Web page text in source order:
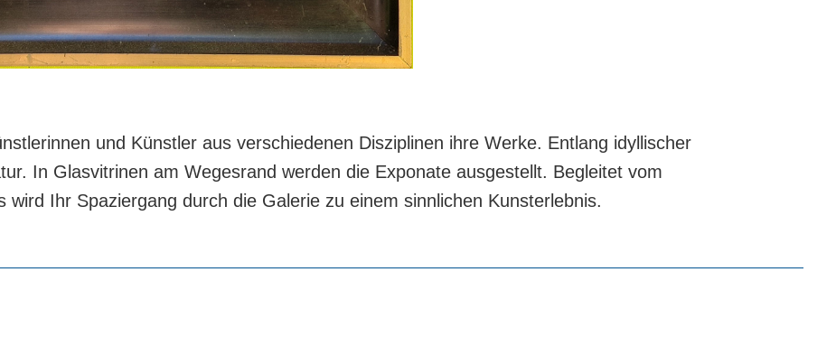
und Künstler aus verschiedenen Disziplinen ihre Werke. Entlang idyllischer
In Glasvitrinen am Wegesrand werden die Exponate ausgestellt. Begleitet vom
Ihr Spaziergang durch die Galerie zu einem sinnlichen Kunsterlebnis.